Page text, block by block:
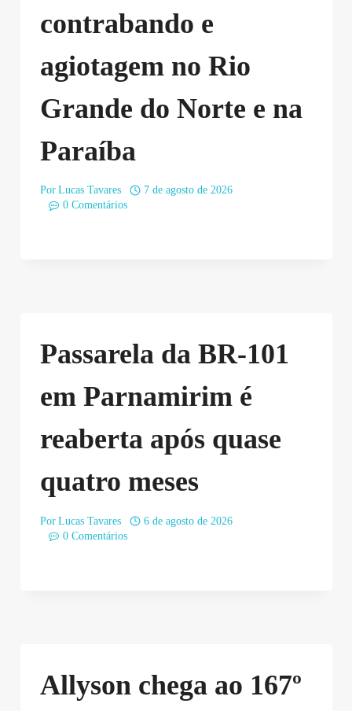
contrabando e
agiotagem no Rio
Grande do Norte e na
Paraíba
Por Lucas Tavares
7 de agosto de 2026
0 Comentários
Passarela da BR-101
em Parnamirim é
reaberta após quase
quatro meses
Por Lucas Tavares
6 de agosto de 2026
0 Comentários
Allyson chega ao 167º